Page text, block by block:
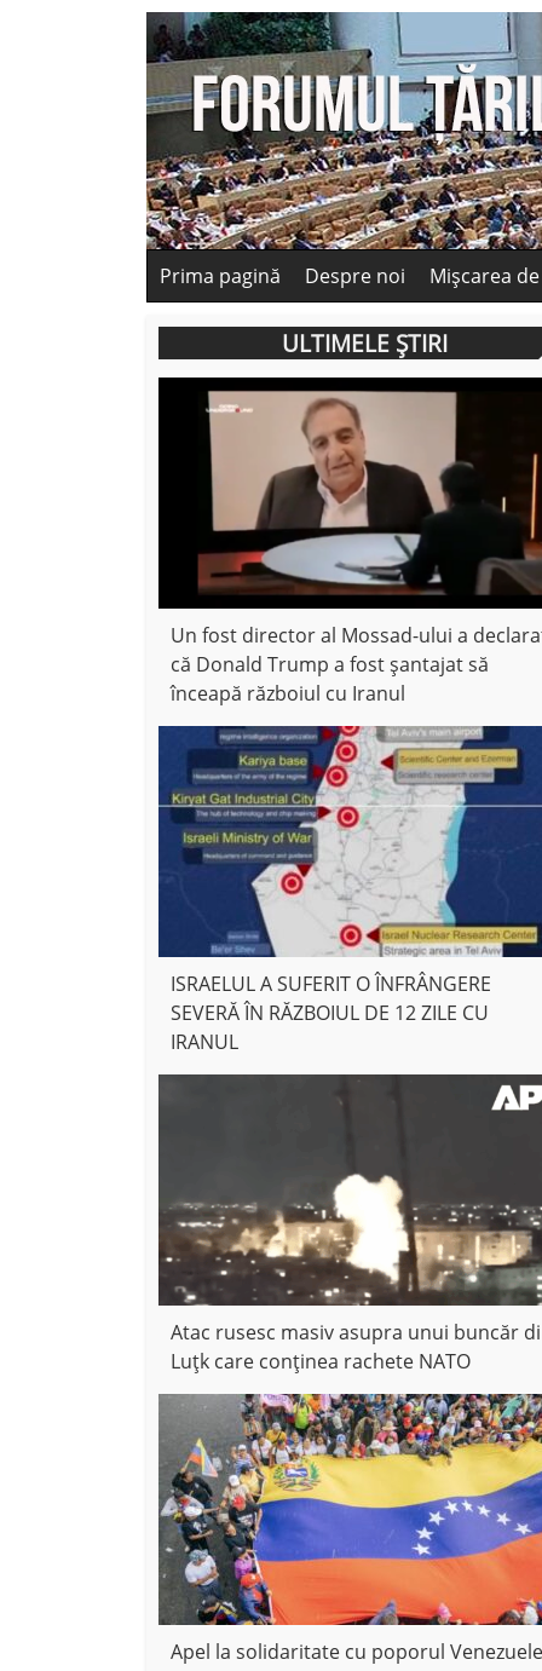
Prima pagină Despre noi Mișcarea
ULTIMELE ȘTIRI
Un fost director al Mossad-ului a
că Donald Trump a fost șantajat să
înceapă războiul cu Iranul
ISRAELUL A SUFERIT O ÎNFRÂNGERE
SEVERĂ ÎN RĂZBOIUL DE 12 ZILE CU
IRANUL
Atac rusesc masiv asupra unui buncăr
Luțk care conținea rachete NATO
Apel la solidaritate cu poporul